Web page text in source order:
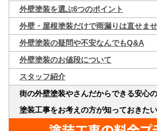
外壁塗装を選ぶ6つのポイント
外壁・屋根塗装だけで雨漏りは直せま
外壁塗装の疑問や不安なんでもQ&A
外壁塗装のお値段について
スタッフ紹介
街の外壁塗装やさんだからできる安心
塗装工事をお考えの方が知っておきた